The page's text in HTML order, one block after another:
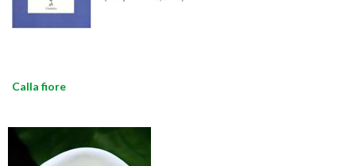
Calla fiore